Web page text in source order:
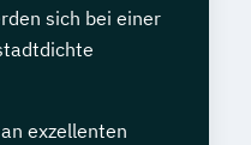
sich bei einer
exzellenten